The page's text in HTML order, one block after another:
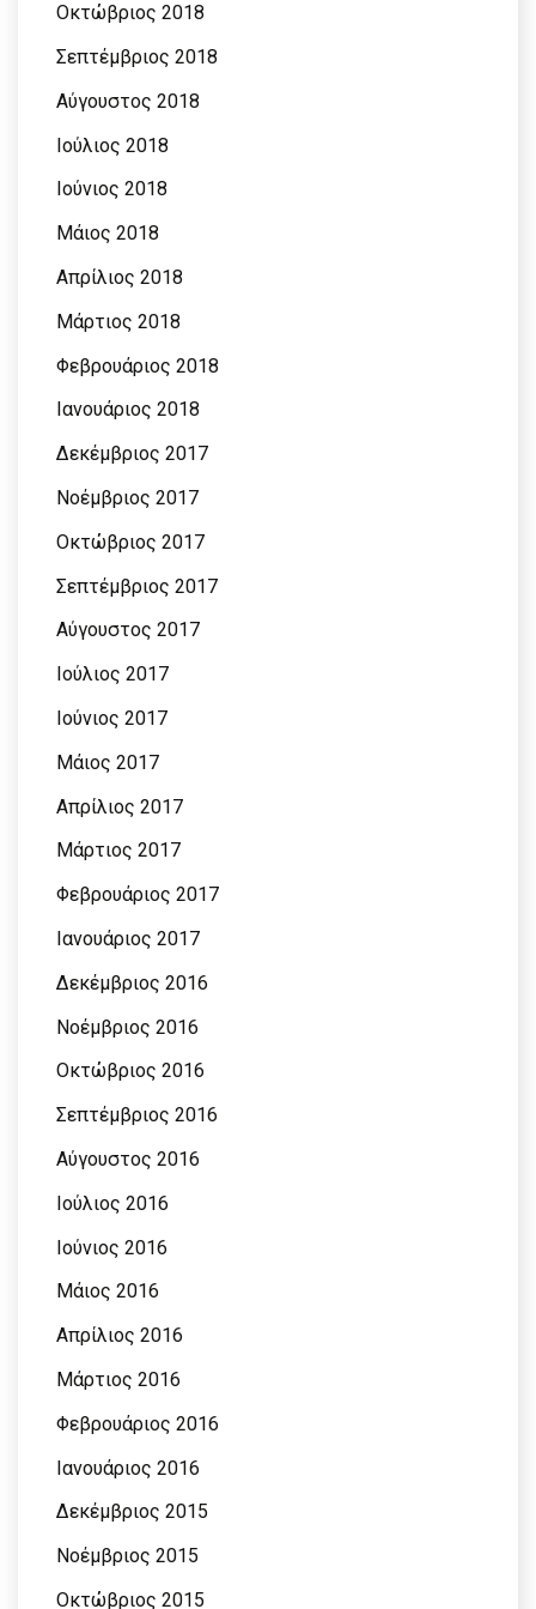
Οκτώβριος 2018
Σεπτέμβριος 2018
Αύγουστος 2018
Ιούλιος 2018
Ιούνιος 2018
Μάιος 2018
Απρίλιος 2018
Μάρτιος 2018
Φεβρουάριος 2018
Ιανουάριος 2018
Δεκέμβριος 2017
Νοέμβριος 2017
Οκτώβριος 2017
Σεπτέμβριος 2017
Αύγουστος 2017
Ιούλιος 2017
Ιούνιος 2017
Μάιος 2017
Απρίλιος 2017
Μάρτιος 2017
Φεβρουάριος 2017
Ιανουάριος 2017
Δεκέμβριος 2016
Νοέμβριος 2016
Οκτώβριος 2016
Σεπτέμβριος 2016
Αύγουστος 2016
Ιούλιος 2016
Ιούνιος 2016
Μάιος 2016
Απρίλιος 2016
Μάρτιος 2016
Φεβρουάριος 2016
Ιανουάριος 2016
Δεκέμβριος 2015
Νοέμβριος 2015
Οκτώβριος 2015